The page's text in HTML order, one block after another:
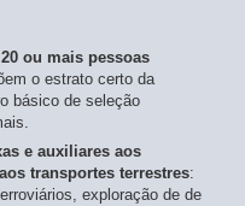
ou mais pessoas
o estrato certo da
básico de seleção
e auxiliares aos
transportes terrestres:
exploração de de